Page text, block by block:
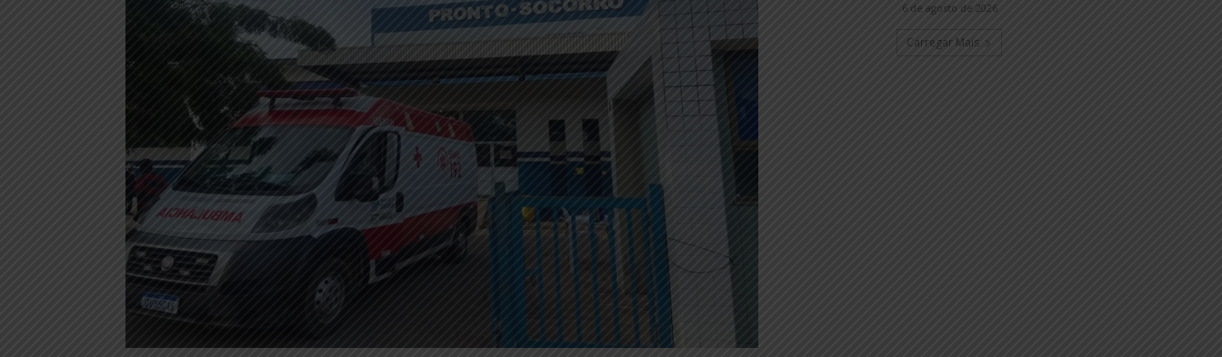
6 de agosto de 2026
Carregar Mais